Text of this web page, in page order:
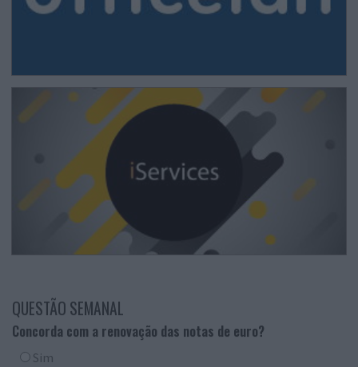
QUESTÃO SEMANAL
Concorda com a renovação das notas de euro?
Sim